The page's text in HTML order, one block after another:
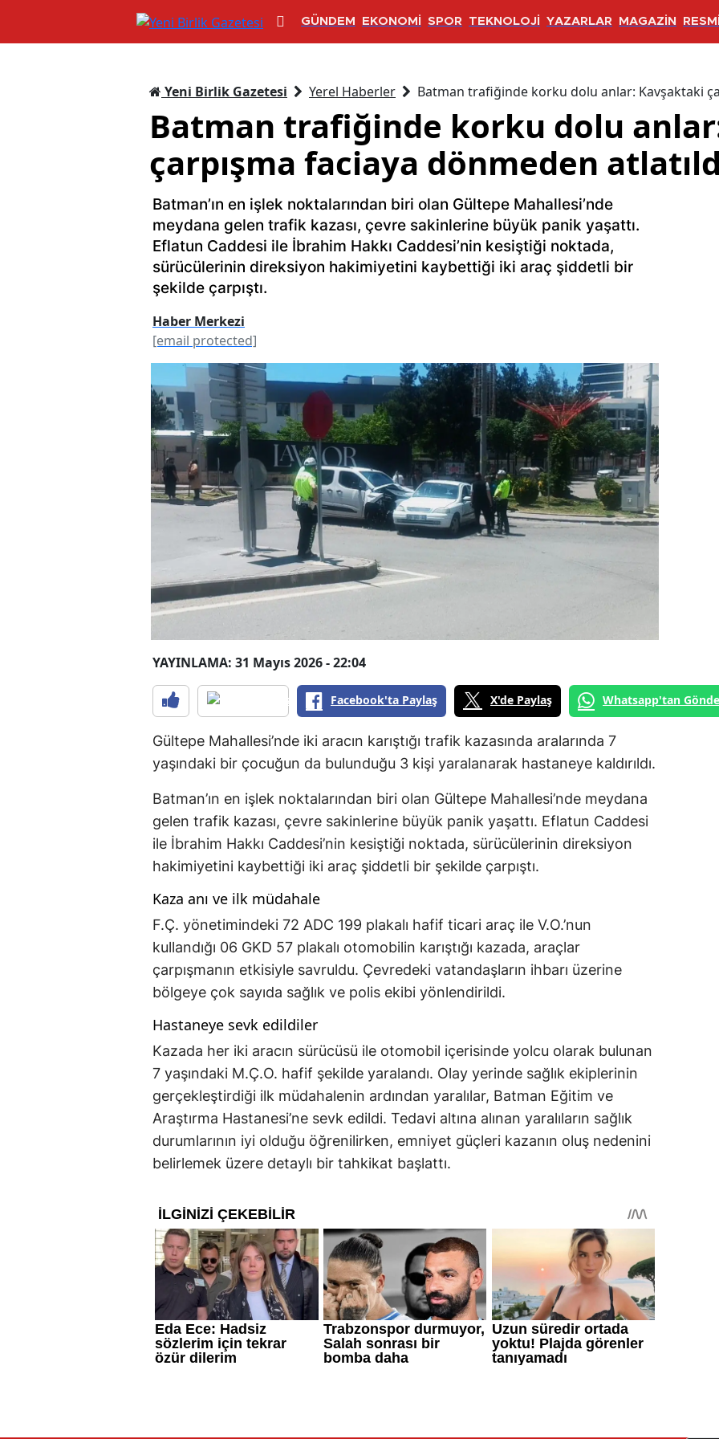
GÜNDEM EKONOMİ SPOR TEKNOLOJİ YAZARLAR MAGAZİN
Yeni Birlik Gazetesi Yerel Haberler Batman trafiğinde korku dolu anlar: Kavşaktaki
Batman trafiğinde korku dolu
çarpışma faciaya dönmeden
Batman’ın en işlek noktalarından biri olan Gültepe Mahallesi’nde
meydana gelen trafik kazası, çevre sakinlerine büyük panik yaşattı.
Eflatun Caddesi ile İbrahim Hakkı Caddesi’nin kesiştiği noktada,
sürücülerinin direksiyon hakimiyetini kaybettiği iki araç şiddetli bir
şekilde çarpıştı.
Haber Merkezi
[email protected]
YAYINLAMA: 31 Mayıs 2026 - 22:04
Facebook'ta Paylaş X'de Paylaş Whatsapp'tan
Gültepe Mahallesi’nde iki aracın karıştığı trafik kazasında aralarında 7
yaşındaki bir çocuğun da bulunduğu 3 kişi yaralanarak hastaneye kaldırıldı.
Batman’ın en işlek noktalarından biri olan Gültepe Mahallesi’nde meydana
gelen trafik kazası, çevre sakinlerine büyük panik yaşattı. Eflatun Caddesi
ile İbrahim Hakkı Caddesi’nin kesiştiği noktada, sürücülerinin direksiyon
hakimiyetini kaybettiği iki araç şiddetli bir şekilde çarpıştı.
Kaza anı ve ilk müdahale
F.Ç. yönetimindeki 72 ADC 199 plakalı hafif ticari araç ile V.O.’nun
kullandığı 06 GKD 57 plakalı otomobilin karıştığı kazada, araçlar
çarpışmanın etkisiyle savruldu. Çevredeki vatandaşların ihbarı üzerine
bölgeye çok sayıda sağlık ve polis ekibi yönlendirildi.
Hastaneye sevk edildiler
Kazada her iki aracın sürücüsü ile otomobil içerisinde yolcu olarak bulunan
7 yaşındaki M.Ç.O. hafif şekilde yaralandı. Olay yerinde sağlık ekiplerinin
gerçekleştirdiği ilk müdahalenin ardından yaralılar, Batman Eğitim ve
Araştırma Hastanesi’ne sevk edildi. Tedavi altına alınan yaralıların sağlık
durumlarının iyi olduğu öğrenilirken, emniyet güçleri kazanın oluş nedenini
belirlemek üzere detaylı bir tahkikat başlattı.